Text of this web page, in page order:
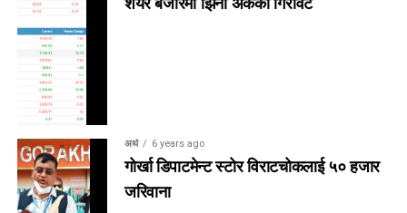
अर्थ 6 years ago
गोर्खा डिपाटमेन्ट स्टोर विराटचोकलाई ५० हजार
जरिवाना